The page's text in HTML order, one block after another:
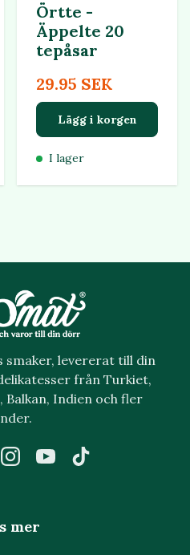
Örtte -
Äppelte 20
tepåsar
29.95 SEK
Lägg i korgen
I lager
smaker, levererat till din
från Turkiet,
Balkan, Indien och fler
mer